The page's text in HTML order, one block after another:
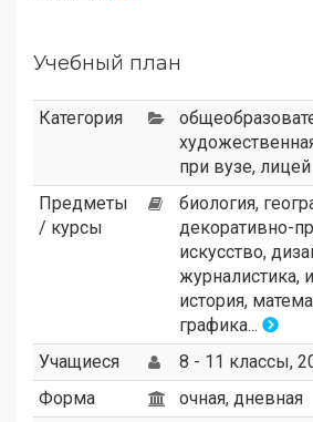
Учебный план
Категория
при вузе, лицей
Предметы
/ курсы
биология,
декоративно-
искусство,
журналистика,
история,
графика...
Учащиеся
8 - 11 классы,
Форма
очная, дневная